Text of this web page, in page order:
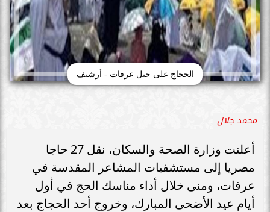
الحجاج على جبل عرفات - أرشيف
محمد جلال
أعلنت وزارة الصحة والسكان، نقل 27 حاجا
مصريا إلى مستشفيات المشاعر المقدسة في
عرفات، ومنى خلال أداء مناسك الحج في أول
أيام عيد الأضحى المبارك، وخروج أحد الحجاج بعد